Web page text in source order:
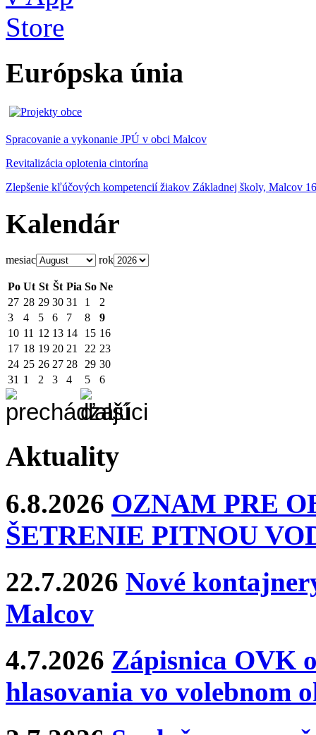
Európska únia
Spracovanie a vykonanie JPÚ v obci Malcov
Revitalizácia oplotenia cintorína
Zlepšenie kľúčových kompetencií žiakov Základnej školy, Malcov 16
Kalendár
mesiac rok
Po Ut St Št Pia So Ne
27 28 29 30 31 1
2
3
4 5 6 7 8
9
10 11 12 13 14 15 16
17 18 19 20 21 22 23
24 25 26 27 28 29 30
31 1 2 3 4 5 6
Aktuality
6.8.2026 OZNAM PRE
ŠETRENIE PITNOU
22.7.2026 Nové
Malcov
4.7.2026 Zápisnica OVK
hlasovania vo volebnom